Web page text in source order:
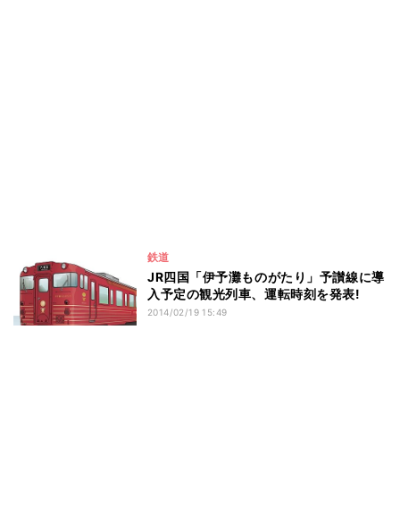
鉄道
JR四国「伊予灘ものがたり」予讃線に導
入予定の観光列車、運転時刻を発表!
2014/02/19 15:49